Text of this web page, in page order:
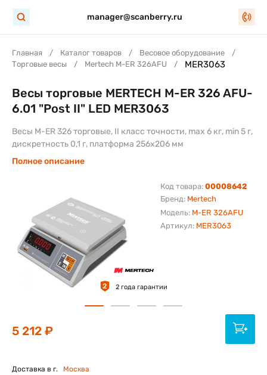
manager@scanberry.ru
Главная Каталог товаров
Весовое оборудование
Торговые весы
Mertech M-ER 326AFU MER3063
Бренд: Mertech
Модель: M-ER 326AFU
Код товара: 00008642
Артикул: MER3063
Весы торговые MERTECH M-ER 326 AFU-
6.01 "Post II" LED MER3063
Весы M-ER 326 торговые, II класс точности, max 6 кг, min 5 г,
дискретность 0,1 г, платформа 256х206 мм
Полное описание
2 2 года гарантии
5 212 ₽
Доставка в г. Москва